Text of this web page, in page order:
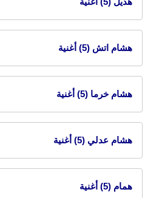
هشام اتش (5) أغنية
هشام خرما (5) أغنية
هشام عدلي (5) أغنية
همام (5) أغنية